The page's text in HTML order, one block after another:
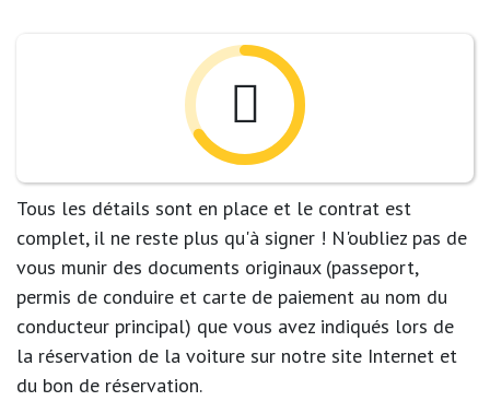
Tous les détails sont en place et le contrat est
complet, il ne reste plus qu'à signer ! N'oubliez pas de
vous munir des documents originaux (passeport,
permis de conduire et carte de paiement au nom du
conducteur principal) que vous avez indiqués lors de
la réservation de la voiture sur notre site Internet et
du bon de réservation.